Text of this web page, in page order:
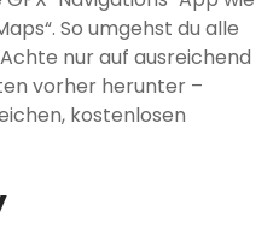
So umgehst du alle
nur auf ausreichend
vorher herunter –
kostenlosen